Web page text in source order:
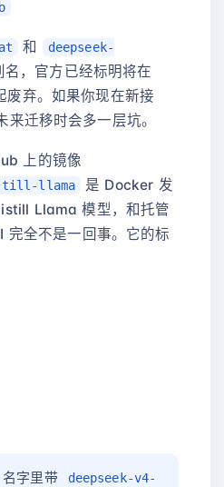
和
deepseek-
名，官方已经标明将在
弃。如果你现在新接
迁移时会多一层坑。
上的镜像
llama
是 Docker 发
Llama 模型，和托管
完全不是一回事。它的标
字里带
deepseek-v4-